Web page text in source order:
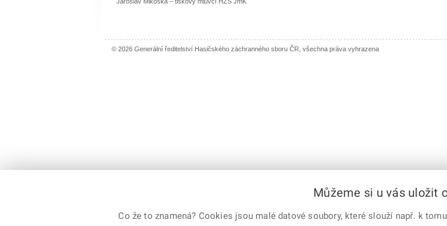
© 2026 Generální ředitelství Hasičského záchranného sboru ČR, všechna práva vyhrazena
Můžeme si u vás uložit
Co že to znamená? Cookies jsou malé datové soubory, které slouží např. k